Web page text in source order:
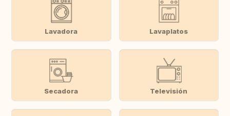
Lavadora Lavaplatos
Secadora Televisión